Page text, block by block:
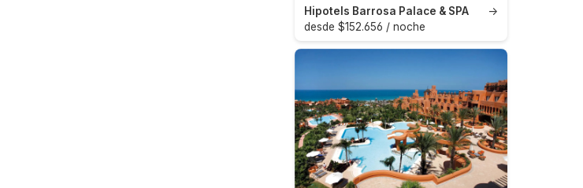
→
Hipotels Barrosa Palace & SPA
desde $152.656 / noche